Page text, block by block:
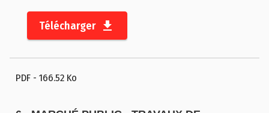
Télécharger
PDF - 166.52 Ko